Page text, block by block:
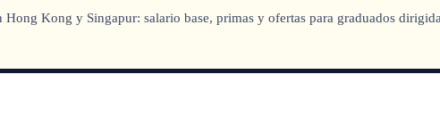
Kong y Singapur: salario base, primas y ofertas para graduados